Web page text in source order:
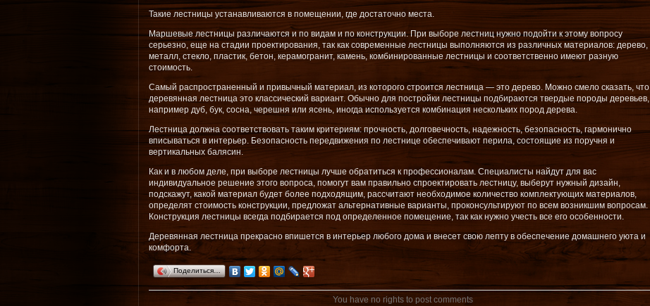
Такие лестницы устанавливаются в помещении, где достаточно места.
Маршевые лестницы различаются и по видам и по конструкции. При выборе лестниц нужно подойти к этому вопросу
серьезно, еще на стадии проектирования, так как современные лестницы выполняются из различных материалов: дерево,
металл, стекло, пластик, бетон, керамогранит, камень, комбинированные лестницы и соответственно имеют разную
стоимость.
Самый распространенный и привычный материал, из которого строится лестница — это дерево. Можно смело сказать, что
деревянная лестница это классический вариант. Обычно для постройки лестницы подбираются твердые породы деревьев,
например дуб, бук, сосна, черешня или ясень, иногда используется комбинация нескольких пород дерева.
Лестница должна соответствовать таким критериям: прочность, долговечность, надежность, безопасность, гармонично
вписываться в интерьер. Безопасность передвижения по лестнице обеспечивают перила, состоящие из поручня и
вертикальных балясин.
Как и в любом деле, при выборе лестницы лучше обратиться к профессионалам. Специалисты найдут для вас
индивидуальное решение этого вопроса, помогут вам правильно спроектировать лестницу, выберут нужный дизайн,
подскажут, какой материал будет более подходящим, рассчитают необходимое количество комплектующих материалов,
определят стоимость конструкции, предложат альтернативные варианты, проконсультируют по всем возникшим вопросам.
Конструкция лестницы всегда подбирается под определенное помещение, так как нужно учесть все его особенности.
Деревянная лестница прекрасно впишется в интерьер любого дома и внесет свою лепту в обеспечение домашнего уюта и
комфорта.
Поделиться…
You have no rights to post comments